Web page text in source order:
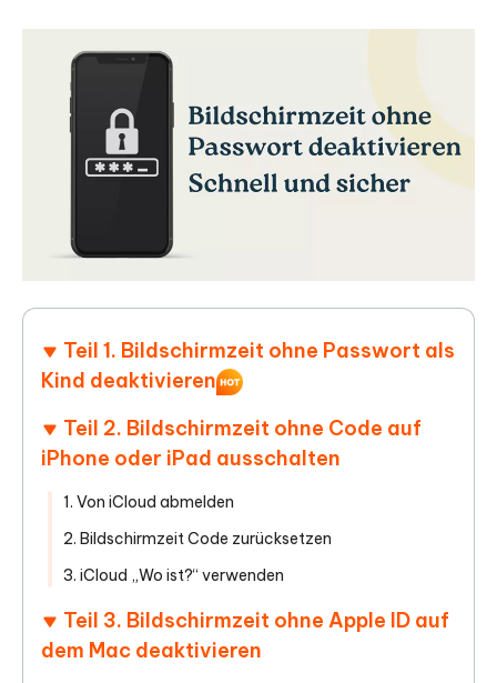
Teil 1. Bildschirmzeit ohne Passwort als
Kind deaktivieren
Teil 2. Bildschirmzeit ohne Code auf
iPhone oder iPad ausschalten
1. Von iCloud abmelden
2. Bildschirmzeit Code zurücksetzen
3. iCloud „Wo ist?“ verwenden
Teil 3. Bildschirmzeit ohne Apple ID auf
dem Mac deaktivieren